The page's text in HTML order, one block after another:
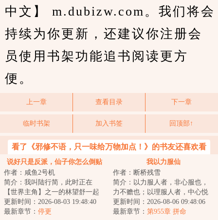
中文】 m.dubizw.com。我们将会
持续为你更新，还建议你注册会
员使用书架功能追书阅读更方
便。
上一章 查看目录 下一章
临时书架 加入书签 回顶部↑
看了《邪修不语，只一味给万物加点！》的书友还喜欢看
说好只是反派，仙子你怎么倒贴
了
作者：咸鱼2号机
简介：我叫陆行简，此时正在
【世界主角】之一的林望舒一起
历练，在我的协助下，林望舒即
将获得九境剑仙传...
更新时间：2026-08-03 19:48:40
最新章节： 停更
我以力服仙
作者：断桥残雪
简介：以力服人者，非心服也，
力不赡也；以理服人者，中心悦
而诚服也。不过仙人往往不讲
理……...
更新时间：2026-08-06 09:48:06
最新章节： 第955章 拼命